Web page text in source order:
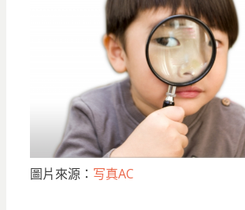
圖片來源： 写真AC